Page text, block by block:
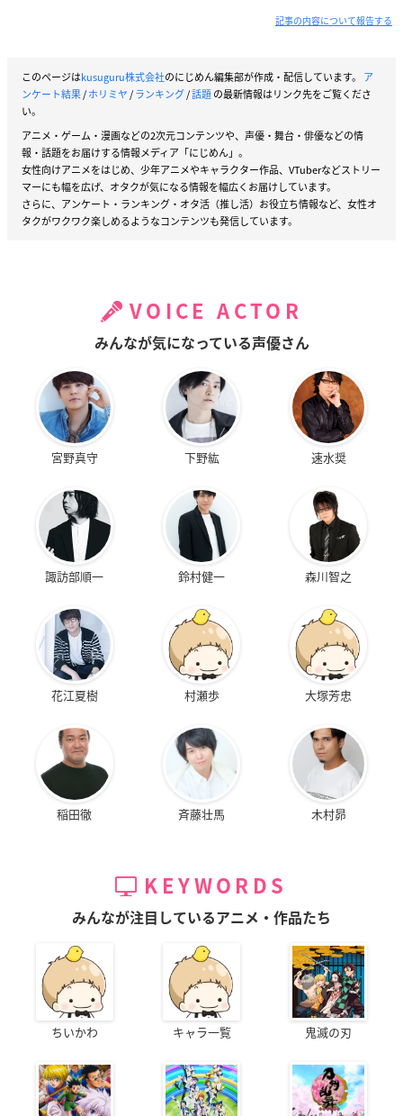
記事の内容について報告する
このページはkusuguru株式会社のにじめん編集部が作成・配信しています。 ア
ンケート結果/ホリミヤ/ランキング/話題の最新情報はリンク先をご覧くださ
い。
アニメ・ゲーム・漫画などの2次元コンテンツや、声優・舞台・俳優などの情
報・話題をお届けする情報メディア「にじめん」。
女性向けアニメをはじめ、少年アニメやキャラクター作品、VTuberなどストリー
マーにも幅を広げ、オタクが気になる情報を幅広くお届けしています。
さらに、アンケート・ランキング・オタ活（推し活）お役立ち情報など、女性オ
タクがワクワク楽しめるようなコンテンツも発信しています。
VOICE ACTOR
みんなが気になっている声優さん
宮野真守 下野紘 速水奨
諏訪部順一 鈴村健一 森川智之
花江夏樹 村瀬歩 大塚芳忠
稲田徹 斉藤壮馬 木村昴
KEYWORDS
みんなが注目しているアニメ・作品たち
ちいかわ キャラ一覧 鬼滅の刃